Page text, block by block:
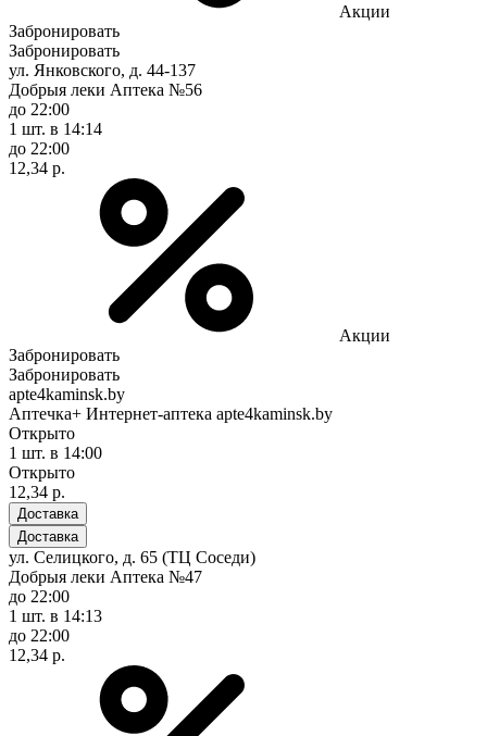
Акции
Забронировать
Забронировать
ул. Янковского, д. 44-137
Добрыя леки Аптека №56
до 22:00
1 шт. в 14:14
до 22:00
12,34 р.
Акции
Забронировать
Забронировать
apte4kaminsk.by
Аптечка+ Интернет-аптека apte4kaminsk.by
Открыто
1 шт. в 14:00
Открыто
12,34 р.
Доставка
Доставка
ул. Селицкого, д. 65 (ТЦ Соседи)
Добрыя леки Аптека №47
до 22:00
1 шт. в 14:13
до 22:00
12,34 р.